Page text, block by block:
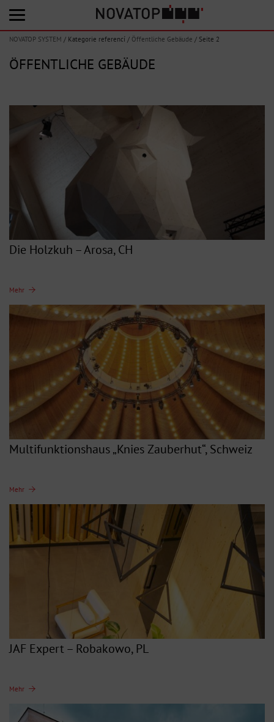
NOVATOP SYSTEM / Kategorie referencí / Öffentliche Gebäude / Seite 2
ÖFFENTLICHE GEBÄUDE
Die Holzkuh – Arosa, CH
Mehr
Multifunktionshaus „Knies Zauberhut“, Schweiz
Mehr
JAF Expert – Robakowo, PL
Mehr